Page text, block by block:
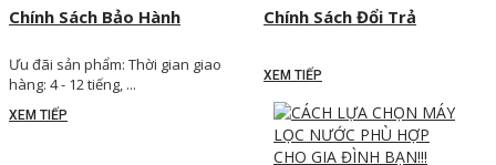
Chính Sách Bảo Hành
Ưu đãi sản phẩm: Thời gian giao
hàng: 4 - 12 tiếng, ...
XEM TIẾP
Chính Sách Đổi Trả
XEM TIẾP